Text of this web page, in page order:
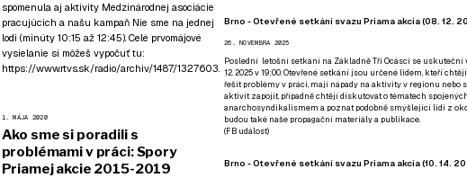
spomenula aj aktivity Medzinárodnej asociácie
pracujúcich a našu kampaň Nie sme na jednej
lodi (minúty 10:15 až 12:45). Celé prvomájové
vysielanie si môžeš vypočuť tu:
https://www.rtvs.sk/radio/archiv/1487/1327603.
1. MÁJA 2020
Ako sme si poradili s
problémami v práci: Spory
Priamej akcie 2015-2019
Brno - Otevřené setkání svazu Priama akcia (08. 12.
26. NOVEMBRA 2025
Poslední letošní setkání na Základně Tři Ocásci se uskuteční
12. 2025 v 19:00. Otevřené setkání jsou určené lidem, kteří
řešit problémy v práci, mají nápady na aktivity v regionu nebo
aktivit zapojit, případně chtějí diskutovat o tématech
anarchosyndikalismem a poznat podobně smýšlející lidi z
budou také naše propagační materiály a publikace.
(FB událost)
Brno - Otevřené setkání svazu Priama akcia (10. 14.